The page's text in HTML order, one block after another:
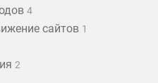
4
сайтов 1
2